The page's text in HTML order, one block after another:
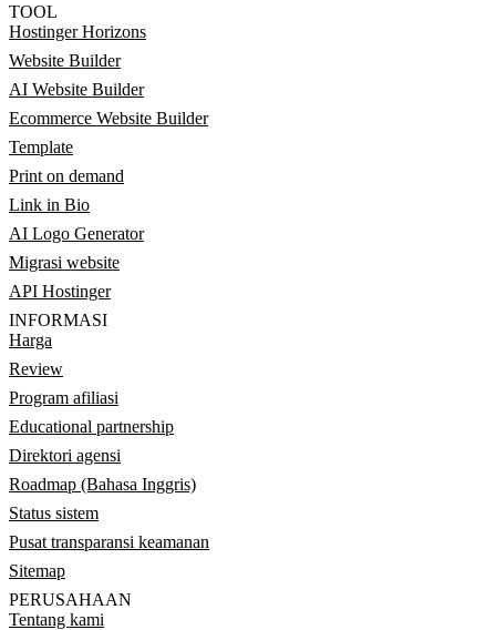
TOOL
Hostinger Horizons
Website Builder
AI Website Builder
Ecommerce Website Builder
Template
Print on demand
Link in Bio
AI Logo Generator
Migrasi website
API Hostinger
INFORMASI
Harga
Review
Program afiliasi
Educational partnership
Direktori agensi
Roadmap (Bahasa Inggris)
Status sistem
Pusat transparansi keamanan
Sitemap
PERUSAHAAN
Tentang kami